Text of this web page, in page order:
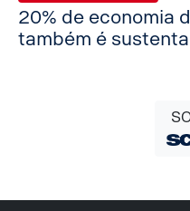
20% de economia
também é